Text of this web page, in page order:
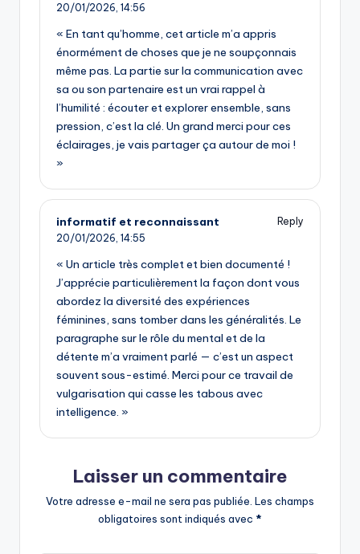
20/01/2026, 14:56
« En tant qu’homme, cet article m’a appris
énormément de choses que je ne soupçonnais
même pas. La partie sur la communication avec
sa ou son partenaire est un vrai rappel à
l’humilité : écouter et explorer ensemble, sans
pression, c’est la clé. Un grand merci pour ces
éclairages, je vais partager ça autour de moi !
»
informatif et reconnaissant
Reply
20/01/2026, 14:55
« Un article très complet et bien documenté !
J’apprécie particulièrement la façon dont vous
abordez la diversité des expériences
féminines, sans tomber dans les généralités. Le
paragraphe sur le rôle du mental et de la
détente m’a vraiment parlé — c’est un aspect
souvent sous-estimé. Merci pour ce travail de
vulgarisation qui casse les tabous avec
intelligence. »
Laisser un commentaire
Votre adresse e-mail ne sera pas publiée. Les champs
obligatoires sont indiqués avec *